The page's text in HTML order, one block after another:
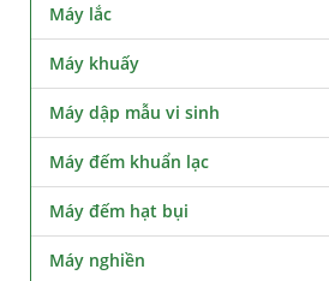
Máy lắc
Máy khuấy
Máy dập mẫu vi sinh
Máy đếm khuẩn lạc
Máy đếm hạt bụi
Máy nghiền